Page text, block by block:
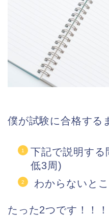
僕が試験に合格する
下記で説明する
低3周)
わからないと
たった2つです！！！